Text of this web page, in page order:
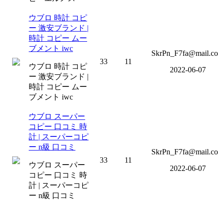
ウブロ 時計 コピ
ー 激安ブランド |
時計 コピー ムー
ブメント iwc
ウブロ 時計 コピ
ー 激安ブランド |
時計 コピー ムー
ブメント iwc
33 11
2022-06-07
ウブロ スーパー
コピー 口コミ 時
計 | スーパーコピ
ー n級 口コミ
ウブロ スーパー
コピー 口コミ 時
計 | スーパーコピ
ー n級 口コミ
33 11
2022-06-07